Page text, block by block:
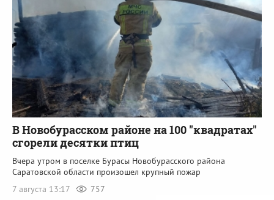
В Новобурасском районе на 100 "квадратах"
сгорели десятки птиц
Вчера утром в поселке Бурасы Новобурасского района
Саратовской области произошел крупный пожар
7 августа 13:17
757